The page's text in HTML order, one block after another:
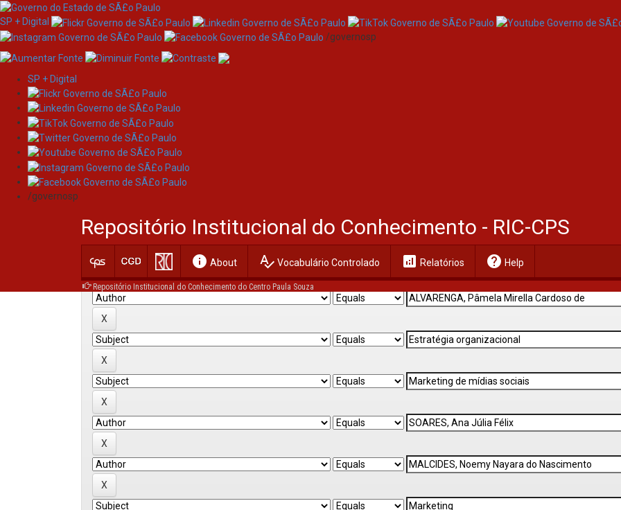
Skip
navigation
SP + Digital
/governosp
SP + Digital
/governosp
Repositório Institucional do Conhecimento - RIC-CPS
info About spellcheck Vocabulário Controlado analytics Relatórios help Help
Repositório Institucional do Conhecimento do Centro Paula Souza
Search
Current filters: